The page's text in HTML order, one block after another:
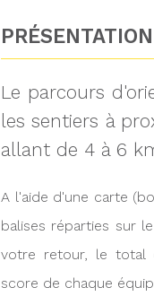
Le parcours
les sentiers à
allant de 4 à 6
A l'aide d'une carte
balises réparties sur
votre retour, le total
score de chaque